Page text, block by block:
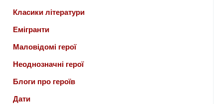
Класики літератури
Емігранти
Маловідомі герої
Неоднозначні герої
Блоги про героїв
Дати